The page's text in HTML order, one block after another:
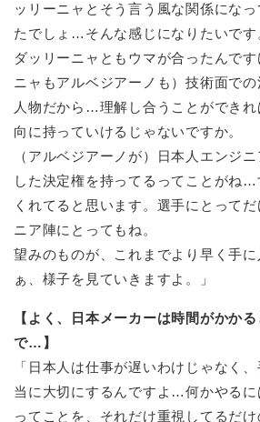
ッリーニャとそう言う風な関係にな
たでしょ…そんな感じになりたいです
ダッリーニャともウマが合ったんで
ニャもアルベジアーノも）技術面で
人物だから…理解し合うことができ
向に持っていけるじゃないですか。
（アルベジアーノが）日本人エンジ
した決定権を持ってるってことがね…
くれてると思います。選手にとって
ニア陣にとってもね。
望みのものが、これまでより早く手
ぁ、様子を見ていきますよ。」
【よく、日本メーカーは時間がかか
で…】
「日本人は仕事が遅いわけじゃなく
当に大切にするんですよ…何かやる
ってことを、それだけ重視してるだけ